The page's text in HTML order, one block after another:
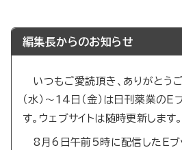
編集長からのお知らせ
いつもご愛読頂き、ありがとう
（水）～14日（金）は日刊薬業のE
す。ウェブサイトは随時更新します。
8月6日午前5時に配信したEブ